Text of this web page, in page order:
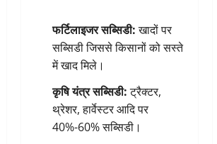
फर्टिलाइजर सब्सिडी:खादों पर
सब्सिडी जिससे किसानों को सस्ते
में खाद मिले।
कृषि यंत्र सब्सिडी:ट्रैक्टर,
थ्रेशर, हार्वेस्टर आदि पर
40%-60% सब्सिडी।